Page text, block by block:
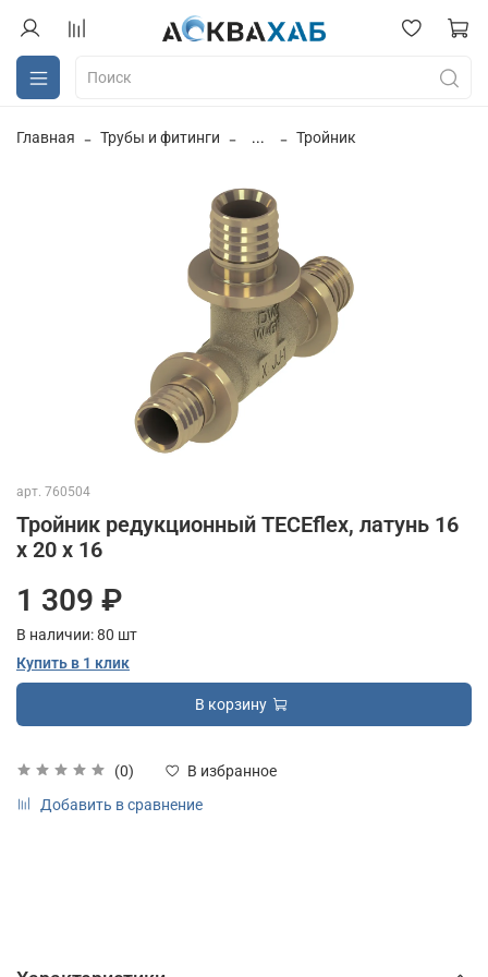
Главная Трубы и фитинги ... Тройник
арт. 760504
Тройник редукционный TECEflex, латунь 16
х 20 х 16
(0)
В избранное
Добавить в сравнение
1 309 ₽
В наличии:80 шт
Купить в 1 клик
В корзину